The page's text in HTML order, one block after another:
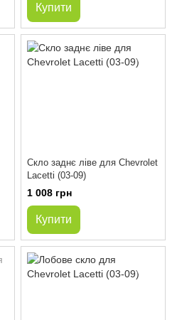
Купити
Скло заднє ліве для Chevrolet
Lacetti (03-09)
1 008 грн
Купити